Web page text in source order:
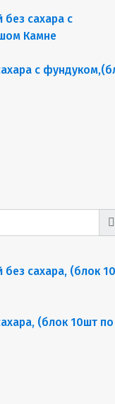
с
(блок 10шт по